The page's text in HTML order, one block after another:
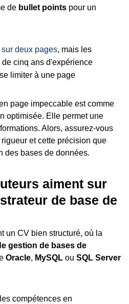
de bullet pointspour un
sur deux pages, mais les
cinq ans d'expérience
limiter à une page
page impeccable est comme
optimisée. Elle permet une
Alors, assurez-vous
et cette précision que
des bases de données.
aiment sur
de base de
un CV bien structuré, où la
gestion de bases de
Oracle, MySQL ou SQL Server
compétences en